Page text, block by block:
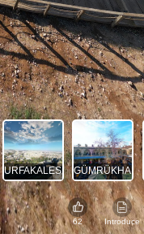
URFAKALESİ GÜMRÜKHAN1
62 Introduce